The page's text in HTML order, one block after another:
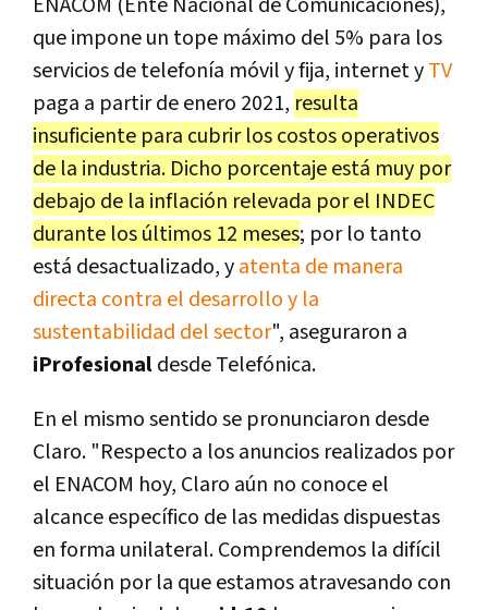
ENACOM (Ente Nacional de Comunicaciones),
que impone un tope máximo del 5% para los
servicios de telefonía móvil y fija, internet yTV
paga a partir de enero 2021, resulta
insuficiente para cubrir los costos operativos
de la industria. Dicho porcentaje está muy por
debajo de la inflación relevada por el INDEC
durante los últimos 12 meses; por lo tanto
está desactualizado, yatenta de manera
directa contra el desarrollo y la
sustentabilidad del sector", aseguraron a
iProfesionaldesde Telefónica.
En el mismo sentido se pronunciaron desde
Claro. "Respecto a los anuncios realizados por
el ENACOM hoy, Claro aún no conoce el
alcance específico de las medidas dispuestas
en forma unilateral. Comprendemos la difícil
situación por la que estamos atravesando con